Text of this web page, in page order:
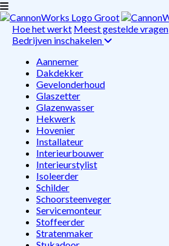
Hoe het werkt Meest gestelde vragen
Bedrijven inschakelen
Aannemer
Dakdekker
Gevelonderhoud
Glaszetter
Glazenwasser
Hekwerk
Hovenier
Installateur
Interieurbouwer
Interieurstylist
Isoleerder
Schilder
Schoorsteenveger
Servicemonteur
Stoffeerder
Stratenmaker